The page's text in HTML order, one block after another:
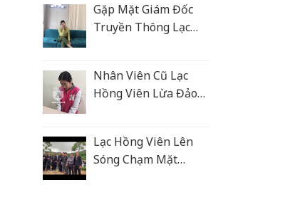
Gặp Mặt Giám Đốc
Truyền Thông Lạc
Nhân Viên Cũ Lạc
Hồng Viên Lừa Đảo
Lạc Hồng Viên Lên
Sóng Chạm Mặt